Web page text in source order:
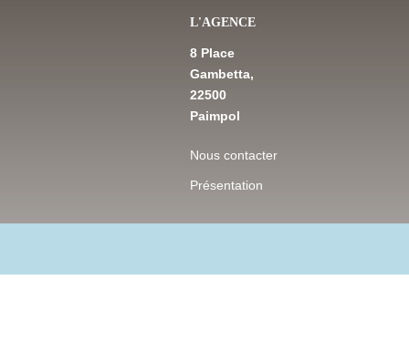
L'AGENCE
8 Place
Gambetta,
22500
Paimpol
Nous contacter
Présentation